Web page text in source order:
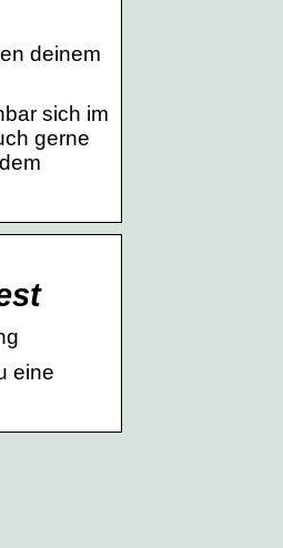
deinem
sich im
gerne
eine